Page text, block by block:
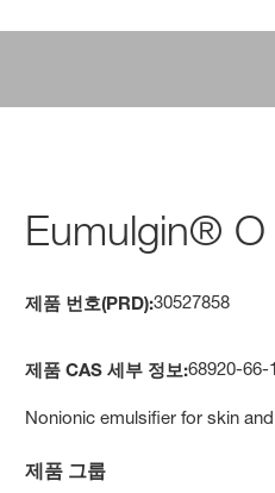
Eumulgin® O
제품 번호(PRD):30527858
제품 CAS 세부 정보:68920-66-1
Nonionic emulsifier for skin
제품 그룹